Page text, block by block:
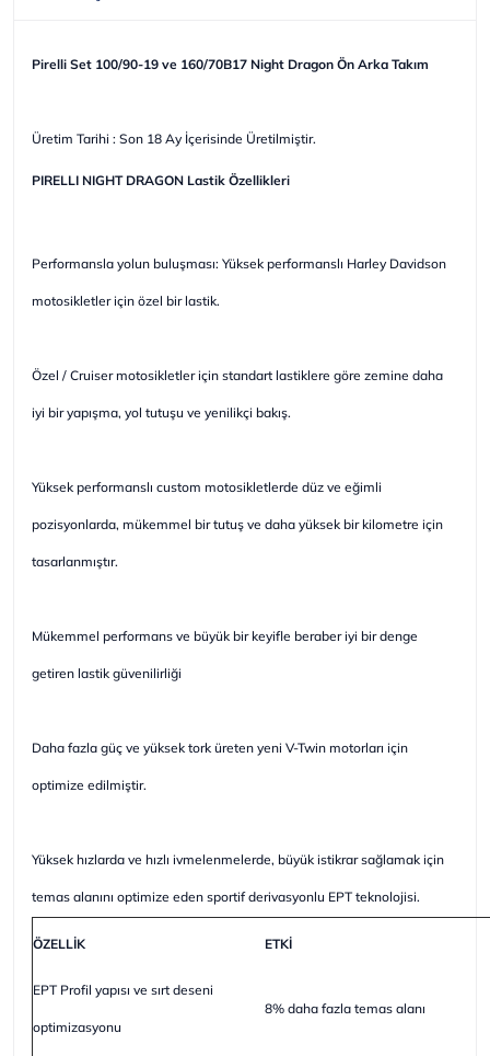
Pirelli Set 100/90-19 ve 160/70B17 Night Dragon Ön Arka Takım
Üretim Tarihi : Son 18 Ay İçerisinde Üretilmiştir.
PIRELLI NIGHT DRAGON Lastik Özellikleri
Performansla yolun buluşması: Yüksek performanslı Harley Davidson
motosikletler için özel bir lastik.
Özel / Cruiser motosikletler için standart lastiklere göre zemine daha
iyi bir yapışma, yol tutuşu ve yenilikçi bakış.
Yüksek performanslı custom motosikletlerde düz ve eğimli
pozisyonlarda, mükemmel bir tutuş ve daha yüksek bir kilometre için
tasarlanmıştır.
Mükemmel performans ve büyük bir keyifle beraber iyi bir denge
getiren lastik güvenilirliği
Daha fazla güç ve yüksek tork üreten yeni V-Twin motorları için
optimize edilmiştir.
Yüksek hızlarda ve hızlı ivmelenmelerde, büyük istikrar sağlamak için
temas alanını optimize eden sportif derivasyonlu EPT teknolojisi.
ÖZELLİK ETKİ
EPT Profil yapısı ve sırt deseni
optimizasyonu
8% daha fazla temas alanı